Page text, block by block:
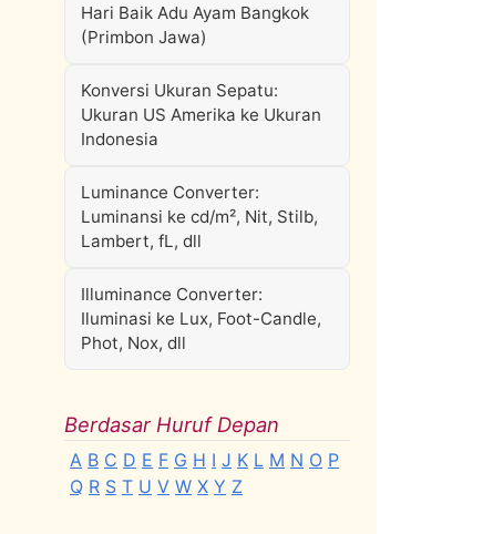
Hari Baik Adu Ayam Bangkok
(Primbon Jawa)
Konversi Ukuran Sepatu:
Ukuran US Amerika ke Ukuran
Indonesia
Luminance Converter:
Luminansi ke cd/m², Nit, Stilb,
Lambert, fL, dll
Illuminance Converter:
Iluminasi ke Lux, Foot-Candle,
Phot, Nox, dll
Berdasar Huruf Depan
A B C D E F G H I J K L M N O P
Q R S T U V W X Y Z